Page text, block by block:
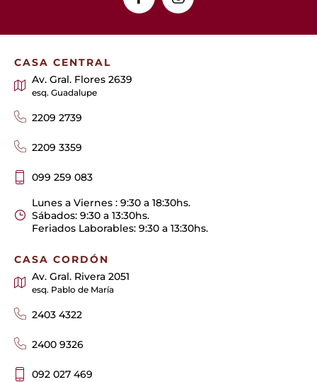
CASA CENTRAL
Av. Gral. Flores 2639
esq. Guadalupe
2209 2739
2209 3359
099 259 083
Lunes a Viernes : 9:30 a 18:30hs.
Sábados: 9:30 a 13:30hs.
Feriados Laborables: 9:30 a 13:30hs.
CASA CORDÓN
Av. Gral. Rivera 2051
esq. Pablo de María
2403 4322
2400 9326
092 027 469